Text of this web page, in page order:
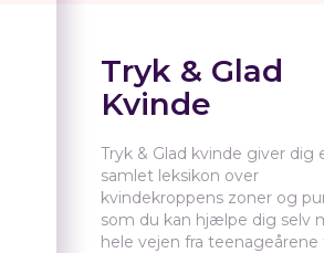
Tryk & Glad
Kvinde
Tryk & Glad kvinde giver dig
samlet leksikon over
kvindekroppens zoner og
som du kan hjælpe dig selv
hele vejen fra teenageårene